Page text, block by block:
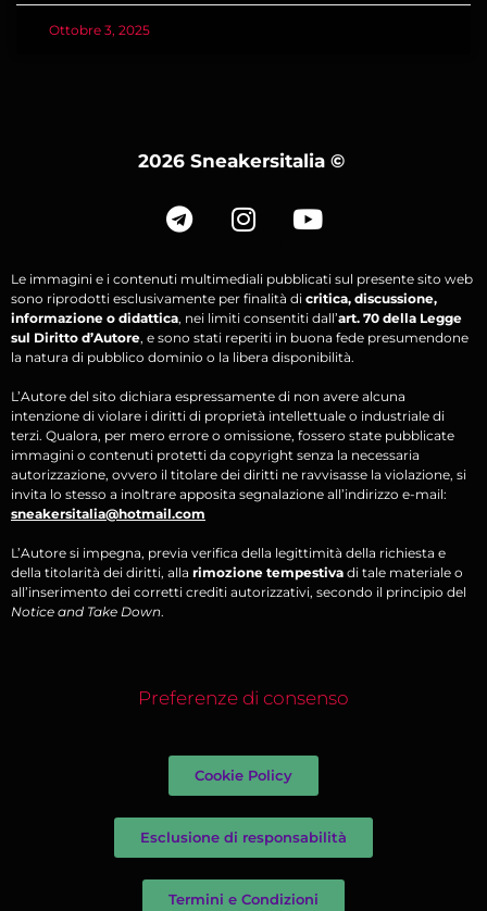
Ottobre 3, 2025
2026 Sneakersitalia ©
Le immagini e i contenuti multimediali pubblicati sul presente sito web
sono riprodotti esclusivamente per finalità di critica, discussione,
informazione o didattica, nei limiti consentiti dall’art. 70 della Legge
sul Diritto d’Autore, e sono stati reperiti in buona fede presumendone
la natura di pubblico dominio o la libera disponibilità.
L’Autore del sito dichiara espressamente di non avere alcuna
intenzione di violare i diritti di proprietà intellettuale o industriale di
terzi. Qualora, per mero errore o omissione, fossero state pubblicate
immagini o contenuti protetti da copyright senza la necessaria
autorizzazione, ovvero il titolare dei diritti ne ravvisasse la violazione, si
invita lo stesso a inoltrare apposita segnalazione all’indirizzo e-mail:
sneakersitalia@hotmail.com
L’Autore si impegna, previa verifica della legittimità della richiesta e
della titolarità dei diritti, alla rimozione tempestiva di tale materiale o
all’inserimento dei corretti crediti autorizzativi, secondo il principio del
Notice and Take Down.
Preferenze di consenso
Cookie Policy
Esclusione di responsabilità
Termini e Condizioni